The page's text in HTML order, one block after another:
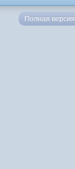
Полная версия